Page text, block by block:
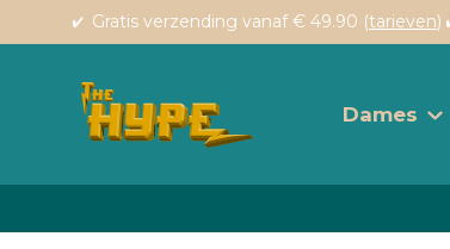
Gratis verzending vanaf € 49.90 (tarieven)
Dames